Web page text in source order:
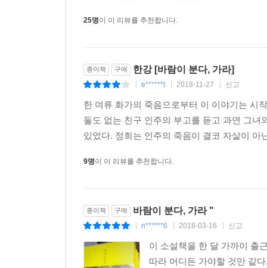
25명이 이 리뷰를 추천합니다.
종이책 구매 한강 [바람이 분다, 가라]
e******t 2018-11-27 신고
한 여류 화가의 죽음으로부터 이 이야기는 시
둘도 없는 친구 인주의 부고를 듣고 과연 그
있었다. 정희는 인주의 죽음이 결코 자살이
9명이 이 리뷰를 추천합니다.
종이책 구매 바람이 분다, 가라 "
n******6 2018-03-16 신고
이 소설책을 한 달 가까이 출
따라 어디든 가야할 것만 같